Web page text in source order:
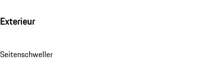
Exterieur
Seitenschweller